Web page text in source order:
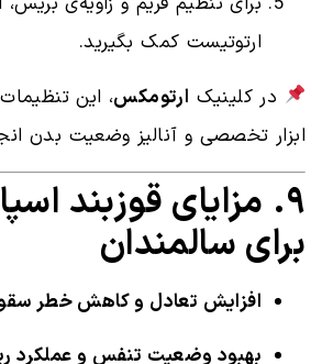
ارتوتیست کمک بگیرید.
در کلینیک ارتومکس، این
ابزار تخصصی و آنالیز وضعیت بدن
۹. مزایای قوزبند
برای سالمندان
افزایش تعادل و کاهش خطر
بهبود وضعیت تنفس و عملکرد